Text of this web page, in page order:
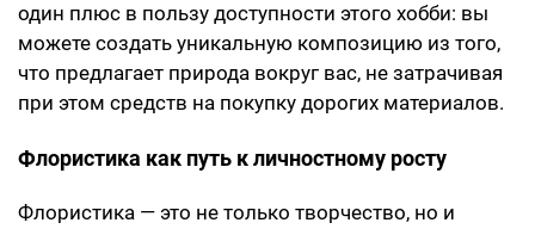
один плюс в пользу доступности этого хобби: вы
можете создать уникальную композицию из того,
что предлагает природа вокруг вас, не затрачивая
при этом средств на покупку дорогих материалов.
Флористика как путь к личностному росту
Флористика — это не только творчество, но и